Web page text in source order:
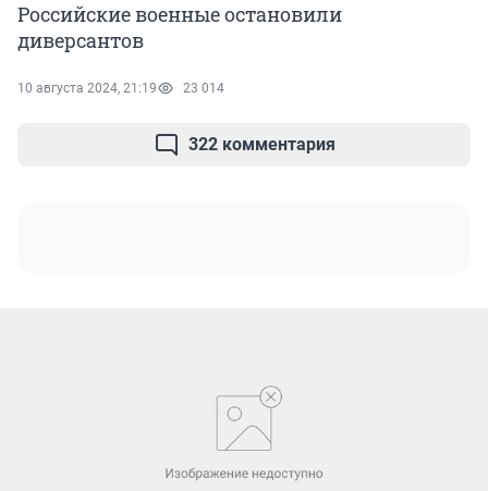
Российские военные остановили
диверсантов
10 августа 2024, 21:19 23 014
322 комментария